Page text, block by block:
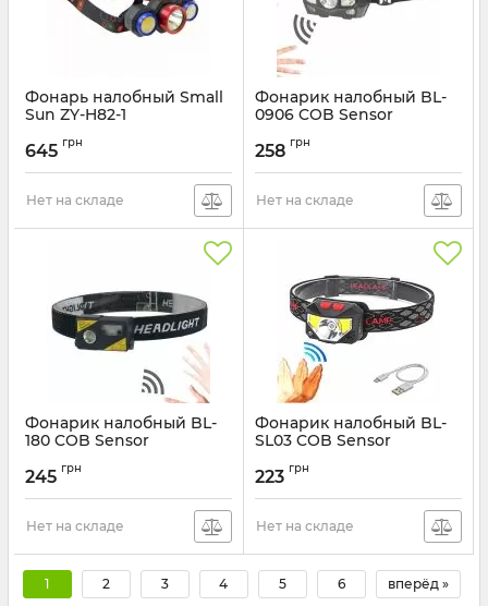
Фонарь налобный Small
Sun ZY-H82-1
645 грн
Нет на складе
Фонарик налобный BL-
0906 COB Sensor
258 грн
Нет на складе
Фонарик налобный BL-
180 COB Sensor
245 грн
Нет на складе
Фонарик налобный BL-
SL03 COB Sensor
223 грн
Нет на складе
1 2 3 4 5 6 вперёд »